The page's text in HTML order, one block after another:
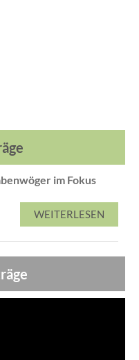
im Fokus
WEITERLESEN